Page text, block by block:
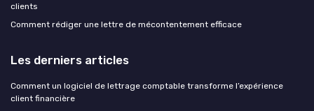
clients
Comment rédiger une lettre de mécontentement efficace
Les derniers articles
Comment un logiciel de lettrage comptable transforme l’expérience
client financière